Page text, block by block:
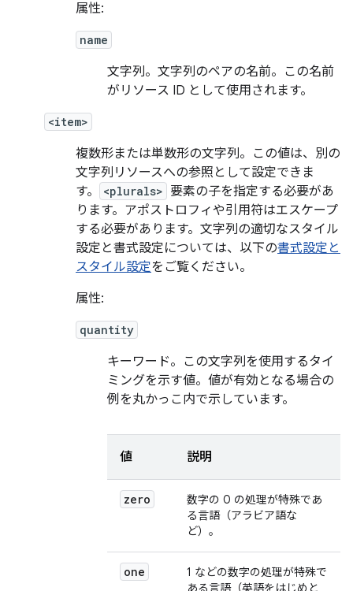
属性:
name
文字列。文字列のペアの名前。この名前
がリソース ID として使用されます。
<item>
複数形または単数形の文字列。この値は、別の
文字列リソースへの参照として設定できま
す。
<plurals> 要素の子を指定する必要があ
ります。アポストロフィや引用符はエスケープ
する必要があります。文字列の適切なスタイル
設定と書式設定については、以下の書式設定と
スタイル設定をご覧ください。
属性:
quantity
キーワード。この文字列を使用するタイ
ミングを示す値。値が有効となる場合の
例を丸かっこ内で示しています。
値 説明
zero
数字の 0 の処理が特殊であ
る言語（アラビア語な
ど）。
one
1 などの数字の処理が特殊で
ある言語（英語をはじめと